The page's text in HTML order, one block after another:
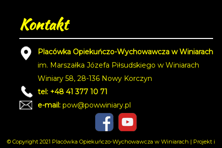
Kontakt
Placówka Opiekuńczo-Wychowawcza w Winiarach
im. Marszałka Józefa Piłsudskiego w Winiarach
Winiary 58, 28-136 Nowy Korczyn
tel: +48 41 377 10 71
e-mail: pow@powwiniary.pl
© Copyright 2021 Placówka Opiekuńczo-Wychowawcza w Winiarach | Projekt i